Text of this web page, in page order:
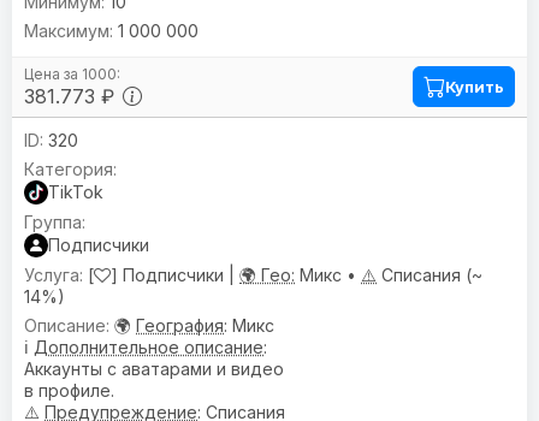
381.773 ₽
1 000 000
Купить
320
TikTok
Подписчики
[
] Подписчики | 🌍 Гео: Микс • ⚠️ Списания (~
14%)
🌍 География: Микс
ℹ️ Дополнительное описание:
Аккаунты с аватарами и видео
в профиле.
⚠️ Предупреждениe: Списания